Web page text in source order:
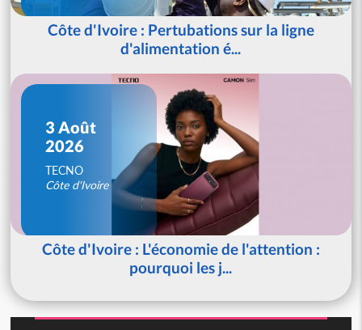
Côte d'Ivoire : Pertubations sur la ligne
d'alimentation é...
3 Août
2026
TECNO
Côte d'Ivoire
Côte d'Ivoire : L'économie de l'attention :
pourquoi les j...